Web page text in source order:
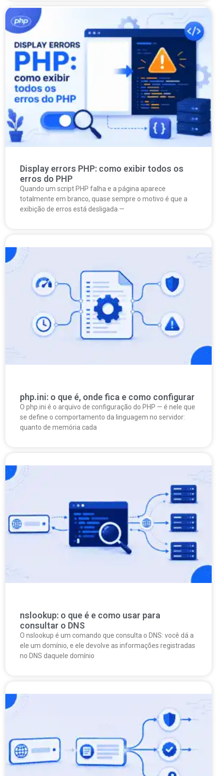
Display errors PHP: como exibir todos os
erros do PHP
Quando um script PHP falha e a página aparece
totalmente em branco, quase sempre o motivo é que a
exibição de erros está desligada —
php.ini: o que é, onde fica e como configurar
O php.ini é o arquivo de configuração do PHP — é nele que
se define o comportamento da linguagem no servidor:
quanto de memória cada
nslookup: o que é e como usar para
consultar o DNS
O nslookup é um comando que consulta o DNS: você dá a
ele um domínio, e ele devolve as informações registradas
no DNS daquele domínio